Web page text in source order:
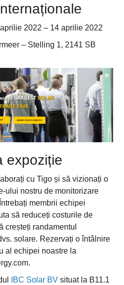
2022 – 14 aprilie 2022
– Stelling 1, 2141 SB
expoziție
cu Tigo și să vizionați o
ului nostru de monitorizare
membrii echipei
să reduceți costurile de
creșteți randamentul
solare. Rezervați o întâlnire
al echipei noastre la
.
IBC Solar BV situat la B11.1